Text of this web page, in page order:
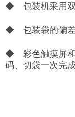
◆ 包装机采用双
◆ 包装袋的偏差
◆ 彩色触摸屏和
码、切袋一次完